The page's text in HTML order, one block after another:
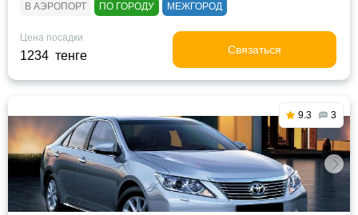
В АЭРОПОРТ ПО ГОРОДУ МЕЖГОРОД
Цена посадки
1234 тенге Связаться
9.3 3